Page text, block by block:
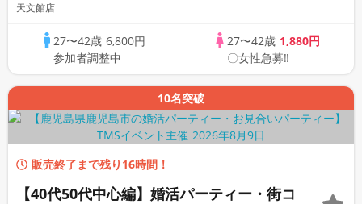
天文館店
27〜42歳 6,800円
参加者調整中
27〜42歳 1,880円
〇女性急募‼
10名突破
販売終了まで残り16時間！
【40代50代中心編】婚活パーティー・街コ